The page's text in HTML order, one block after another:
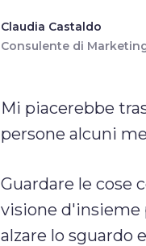
Claudia Castaldo
Consulente di
Mi piacerebbe
persone alcuni
Guardare le cose
visione d'insieme
alzare lo sguardo